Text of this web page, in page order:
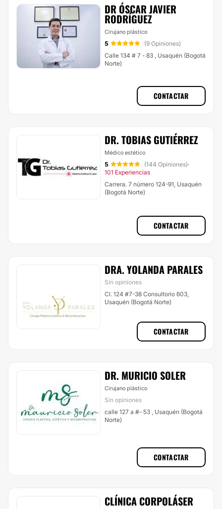
DR ÓSCAR JAVIER
RODRÍGUEZ
Cirujano plástico
5
(9 Opiniones)
Calle 134 # 7 - 83 , Usaquén (Bogotá
Norte)
CONTACTAR
DR. TOBIAS GUTIÉRREZ
Médico estético
5 (144 Opiniones)·
101 Experiencias
Carrera. 7 número 124-91, Usaquén
(Bogotá Norte)
CONTACTAR
DRA. YOLANDA PARALES
Sin opiniones
Cl. 124 #7-38 Consultorio 603,
Usaquén (Bogotá Norte)
CONTACTAR
DR. MURICIO SOLER
Cirujano plástico
Sin opiniones
calle 127 a #- 53 , Usaquén (Bogotá
Norte)
CONTACTAR
CLÍNICA CORPOLÁSER